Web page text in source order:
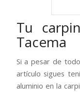
Tu
Tacema
Si a pesar de
artículo sigues
aluminio en la